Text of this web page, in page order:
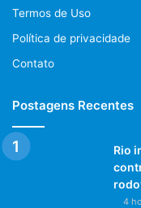
Termos de Uso
Política de privacidade
Contato
Postagens Recentes
Rio
4